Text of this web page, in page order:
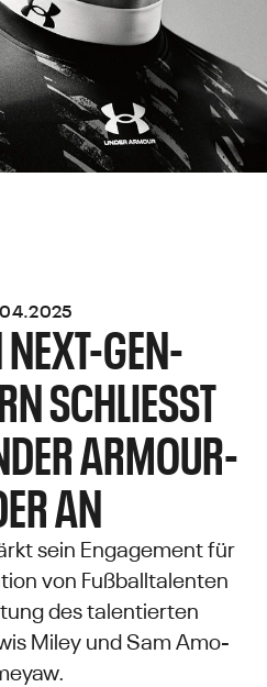
GEN-
SCHLIESST S
ARMOUR-K
AN
sein Engagement für
von Fußballtalenten
des talentierten
Miley und Sam Amo-